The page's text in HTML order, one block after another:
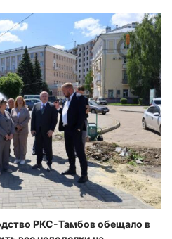
РКС-Тамбов обещало в